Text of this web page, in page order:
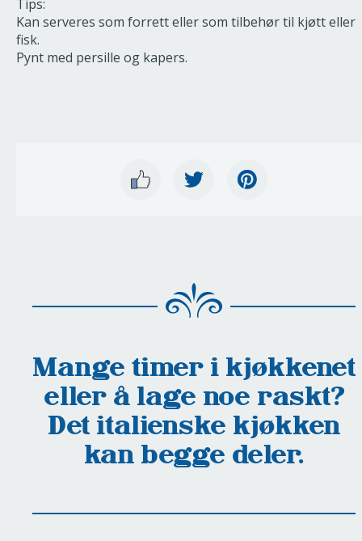
Tips:
Kan serveres som forrett eller som tilbehør til kjøtt eller
fisk.
Pynt med persille og kapers.
Mange timer i kjøkkenet
eller å lage noe raskt?
Det italienske kjøkken
kan begge deler.